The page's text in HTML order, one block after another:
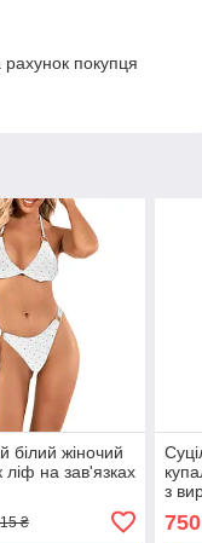
покупця
білий жіночий
ліф на зав'язках
₴
з
750